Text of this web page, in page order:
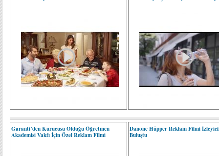
Garanti’den Kurucusu Olduğu Öğretmen
Akademisi Vakfı İçin Özel Reklam Filmi
Danone Hüpper Reklam Filmi
Buluştu